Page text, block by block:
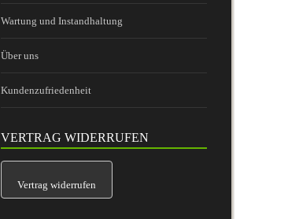
Wartung und Instandhaltung
Über uns
Kundenzufriedenheit
VERTRAG WIDERRUFEN
Vertrag widerrufen